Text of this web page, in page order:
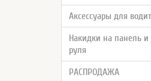
Аксессуары для
Накидки на панель и
руля
РАСПРОДАЖА